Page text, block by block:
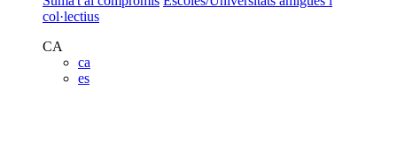
col·lectius
CA
ca
es